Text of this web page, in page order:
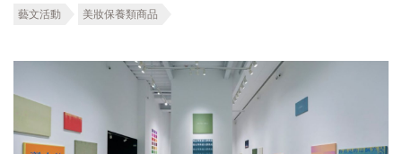
藝文活動 美妝保養類商品